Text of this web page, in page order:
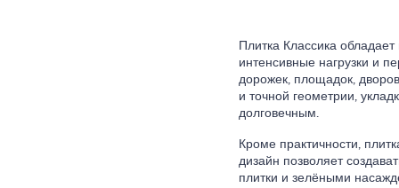
Плитка Классика
интенсивные нагрузки и
дорожек, площадок,
и точной геометрии,
долговечным.
Кроме практичности,
дизайн позволяет
плитки и зелёными